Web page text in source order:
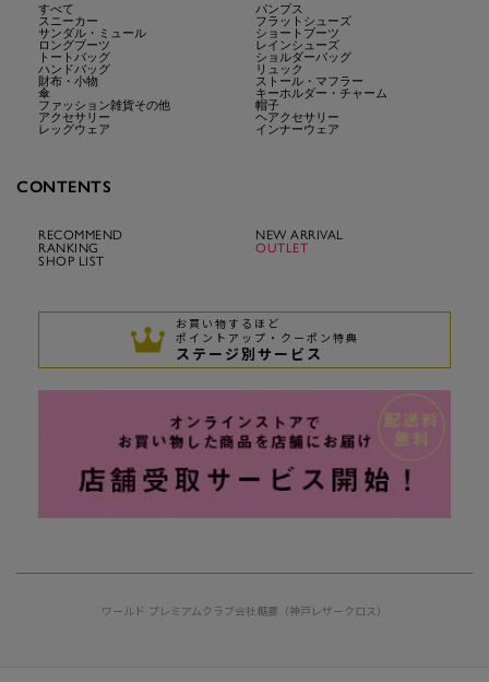
すべて
パンプス
スニーカー
フラットシューズ
サンダル・ミュール
ショートブーツ
ロングブーツ
レインシューズ
トートバッグ
ショルダーバッグ
ハンドバッグ
リュック
財布・小物
ストール・マフラー
傘
キーホルダー・チャーム
ファッション雑貨その他
帽子
アクセサリー
ヘアクセサリー
レッグウェア
インナーウェア
CONTENTS
RECOMMEND
NEW ARRIVAL
RANKING
OUTLET
SHOP LIST
お買い物するほど
ポイントアップ・クーポン特典
ステージ別サービス
ワールド プレミアムクラブ 会社概要（神戸レザークロス）